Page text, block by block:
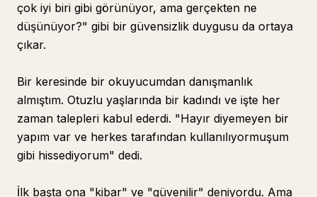
çok iyi biri gibi görünüyor, ama gerçekten ne
düşünüyor?" gibi bir güvensizlik duygusu da ortaya
çıkar.
Bir keresinde bir okuyucumdan danışmanlık
almıştım. Otuzlu yaşlarında bir kadındı ve işte her
zaman talepleri kabul ederdi. "Hayır diyemeyen bir
yapım var ve herkes tarafından kullanılıyormuşum
gibi hissediyorum" dedi.
İlk başta ona "kibar" ve "güvenilir" deniyordu. Ama